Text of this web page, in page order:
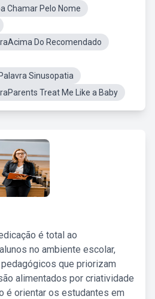
Chamar Pelo Nome
Do Recomendado
Sinusopatia
Treat Me Like a Baby
é total ao
no ambiente escolar,
que priorizam
alimentados por criatividade
é orientar os estudantes em